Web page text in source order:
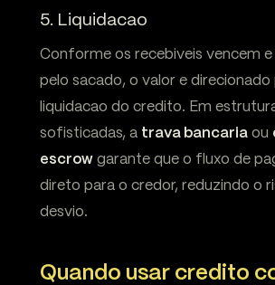
5. Liquidacao
Conforme os recebiveis vencem e
pelo sacado, o valor e direcionado
liquidacao do credito. Em
sofisticadas, a trava bancaria ou
escrow garante que o fluxo de
direto para o credor, reduzindo o
desvio.
Quando usar credito